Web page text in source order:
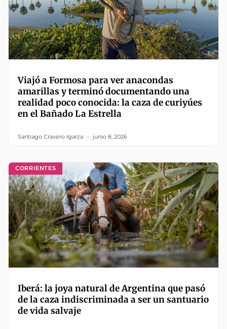
Viajó a Formosa para ver anacondas
amarillas y terminó documentando una
realidad poco conocida: la caza de curiyúes
en el Bañado La Estrella
Santiago Cravero Igarza junio 8, 2026
CORRIENTES
Iberá: la joya natural de Argentina que pasó
de la caza indiscriminada a ser un santuario
de vida salvaje